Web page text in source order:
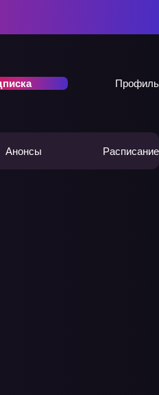
Профиль
Анонсы Расписание